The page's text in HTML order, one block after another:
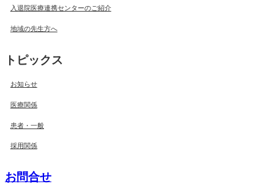
入退院医療連携センターのご紹介
地域の先生方へ
トピックス
お知らせ
医療関係
患者・一般
採用関係
お問合せ